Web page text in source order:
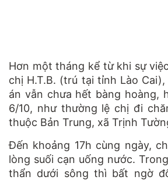
Hơn một tháng kể từ khi sự
chị H.T.B. (trú tại tỉnh Lào
án vẫn chưa hết bàng hoàng,
6/10, như thường lệ chị đi
thuộc Bản Trung, xã Trịnh
Đến khoảng 17h cùng ngày,
lòng suối cạn uống nước.
thẩn dưới sông thì bất ngờ